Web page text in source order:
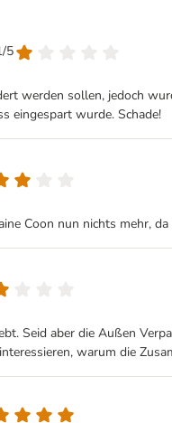
5
werden sollen, jedoch
eingespart wurde. Schade!
Coon nun nichts mehr,
Seid aber die Außen
warum die